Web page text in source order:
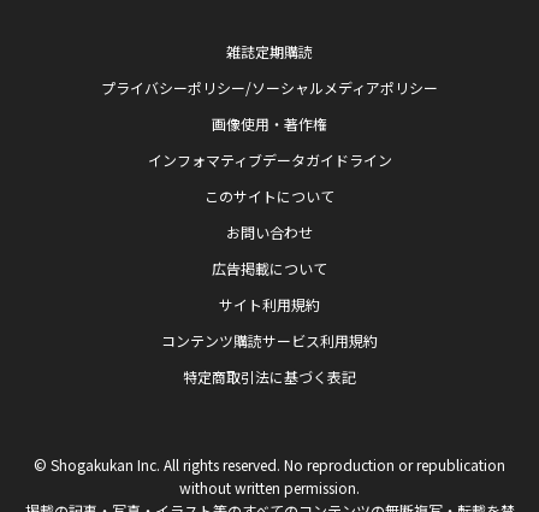
雑誌定期購読
プライバシーポリシー/ソーシャルメディアポリシー
画像使用・著作権
インフォマティブデータガイドライン
このサイトについて
お問い合わせ
広告掲載について
サイト利用規約
コンテンツ購読サービス利用規約
特定商取引法に基づく表記
© Shogakukan Inc. All rights reserved. No reproduction or republication
without written permission.